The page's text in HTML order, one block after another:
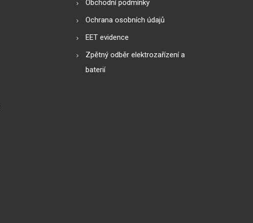
Obchodní podmínky
Ochrana osobních údajů
EET evidence
Zpětný odběr elektrozařízení a
baterií